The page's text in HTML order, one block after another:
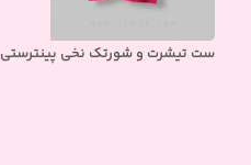
ست تیشرت و شورتک نخی پینترستی